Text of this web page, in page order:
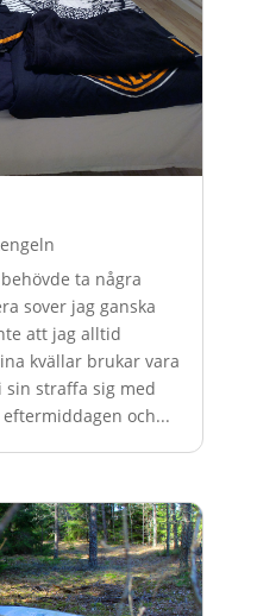
ta några
sover jag ganska
att jag alltid
kvällar brukar vara
sin straffa sig med
och...